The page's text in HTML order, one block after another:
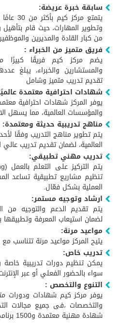
سابقة خبرة عريضة:
يتمتع
من كبار القادة والمديرين
فريق متميز من الخبراء :
يضم مركز كيم فريقًا كبيرًا
تقديم تدريب متميز وشامل
شهادات احترافية معتمدة
يوفر المركز شهادات احترافية
والمؤسسات العالمية، مما يسهل
مناهج تدريبية حديثة ومعتمدة:
يتم تطوير مناهج التدريب وفقًا
العالمية، لضمان تقديم تدريب عالي
تدريب مهني تطبيقي:
تنظيم مشاريع تطبيقية تساعد
العملية بشكل فعّال.
ارشاد وتوجيه مستمر:
يتم تقديم الدعم والتوجيه من
لضمان استيعاب المعرفة
مواعيد مرنة:
يتيح المركز مواعيد مرنة تتناسب مع
تدريب خاص:
يمكن تنظيم دورات تدريبية خاصة
سواء بالحضور الفعلي أو عبر
التنوع والتخصص :
يوفر مركز كيم شهادات ودورات
شهادة مهنية معتمدة و1500 برنامج تدريبي